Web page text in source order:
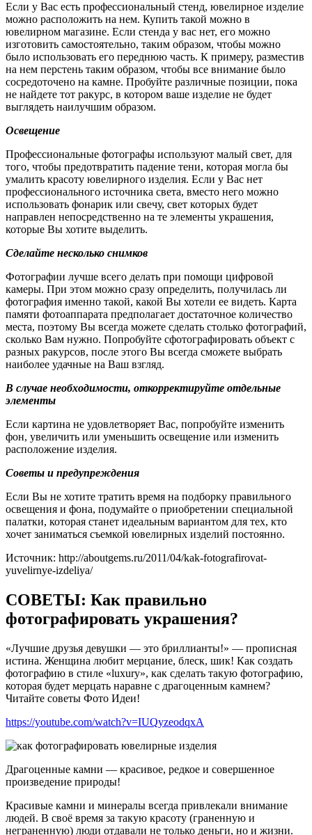
Если у Вас есть профессиональный стенд, ювелирное изделие
можно расположить на нем. Купить такой можно в
ювелирном магазине. Если стенда у вас нет, его можно
изготовить самостоятельно, таким образом, чтобы можно
было использовать его переднюю часть. К примеру, разместив
на нем перстень таким образом, чтобы все внимание было
сосредоточено на камне. Пробуйте различные позиции, пока
не найдете тот ракурс, в котором ваше изделие не будет
выглядеть наилучшим образом.
Освещение
Профессиональные фотографы используют малый свет, для
того, чтобы предотвратить падение тени, которая могла бы
умалить красоту ювелирного изделия. Если у Вас нет
профессионального источника света, вместо него можно
использовать фонарик или свечу, свет которых будет
направлен непосредственно на те элементы украшения,
которые Вы хотите выделить.
Сделайте несколько снимков
Фотографии лучше всего делать при помощи цифровой
камеры. При этом можно сразу определить, получилась ли
фотография именно такой, какой Вы хотели ее видеть. Карта
памяти фотоаппарата предполагает достаточное количество
места, поэтому Вы всегда можете сделать столько фотографий,
сколько Вам нужно. Попробуйте сфотографировать объект с
разных ракурсов, после этого Вы всегда сможете выбрать
наиболее удачные на Ваш взгляд.
В случае необходимости, откорректируйте отдельные
элементы
Если картина не удовлетворяет Вас, попробуйте изменить
фон, увеличить или уменьшить освещение или изменить
расположение изделия.
Советы и предупреждения
Если Вы не хотите тратить время на подборку правильного
освещения и фона, подумайте о приобретении специальной
палатки, которая станет идеальным вариантом для тех, кто
хочет заниматься съемкой ювелирных изделий постоянно.
Источник: http://aboutgems.ru/2011/04/kak-fotografirovat-
yuvelirnye-izdeliya/
СОВЕТЫ: Как правильно
фотографировать украшения?
«Лучшие друзья девушки — это бриллианты!» — прописная
истина. Женщина любит мерцание, блеск, шик! Как создать
фотографию в стиле «luxury», как сделать такую фотографию,
которая будет мерцать наравне с драгоценным камнем?
Читайте советы Фото Идеи!
https://youtube.com/watch?v=IUQyzeodqxA
Драгоценные камни — красивое, редкое и совершенное
произведение природы!
Красивые камни и минералы всегда привлекали внимание
людей. В своё время за такую красоту (граненную и
неграненную) люди отдавали не только деньги, но и жизни.